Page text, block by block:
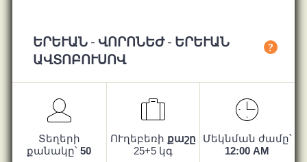
ԵՐԵՒԱՆ - ՎՈՐՈՆԵԺ - ԵՐԵՒԱՆ ԱՎ
ՏՈԲՈՒՍՈՎ
?
Տեղերի
քանակը՝50
ՈՒղեբեռի քաշը
25+5 կգ
Մեկնման ժամը՝
12:00 AM